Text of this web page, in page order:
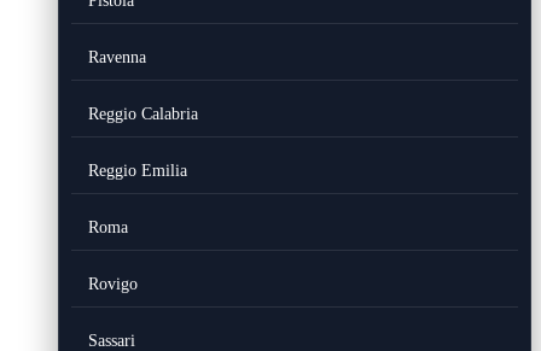
Ravenna
Reggio Calabria
Reggio Emilia
Roma
Rovigo
Sassari